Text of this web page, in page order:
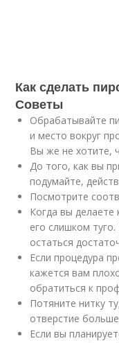
Как сделать
Советы
Обрабатывайте
и место вокруг
Вы же не хотите,
До того, как вы
подумайте,
Посмотрите
Когда вы делаете
его слишком
остаться
Если процедура
кажется вам
обратиться к
Потяните нитку
отверстие
Если вы